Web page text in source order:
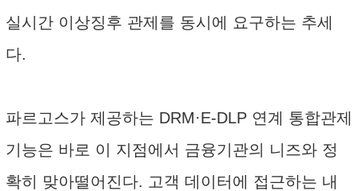
실시간 이상징후 관제를 동시에 요구하는 추세
다.
파르고스가 제공하는 DRM·E-DLP 연계 통합관제
기능은 바로 이 지점에서 금융기관의 니즈와 정
확히 맞아떨어진다. 고객 데이터에 접근하는 내